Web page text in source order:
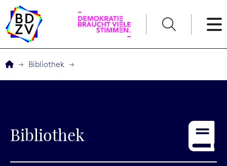
Service
Bibliothek
Bibliothek